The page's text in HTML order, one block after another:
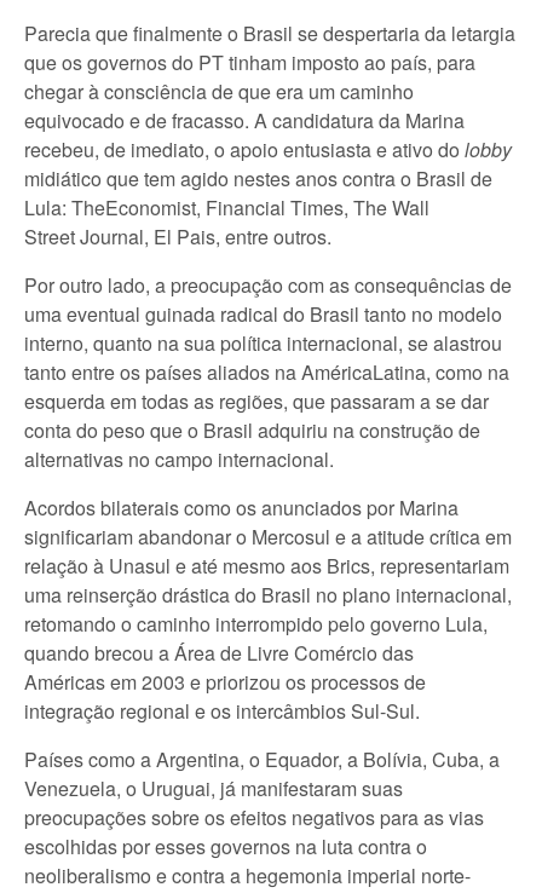
Parecia que finalmente o Brasil se despertaria da letargia
que os governos do PT tinham imposto ao país, para
chegar à consciência de que era um caminho
equivocado e de fracasso. A candidatura da Marina
recebeu, de imediato, o apoio entusiasta e ativo do lobby
midiático que tem agido nestes anos contra o Brasil de
Lula: TheEconomist, Financial Times, The Wall
Street Journal, El Pais, entre outros.
Por outro lado, a preocupação com as consequências de
uma eventual guinada radical do Brasil tanto no modelo
interno, quanto na sua política internacional, se alastrou
tanto entre os países aliados na AméricaLatina, como na
esquerda em todas as regiões, que passaram a se dar
conta do peso que o Brasil adquiriu na construção de
alternativas no campo internacional.
Acordos bilaterais como os anunciados por Marina
significariam abandonar o Mercosul e a atitude crítica em
relação à Unasul e até mesmo aos Brics, representariam
uma reinserção drástica do Brasil no plano internacional,
retomando o caminho interrompido pelo governo Lula,
quando brecou a Área de Livre Comércio das
Américas em 2003 e priorizou os processos de
integração regional e os intercâmbios Sul-Sul.
Países como a Argentina, o Equador, a Bolívia, Cuba, a
Venezuela, o Uruguai, já manifestaram suas
preocupações sobre os efeitos negativos para as vias
escolhidas por esses governos na luta contra o
neoliberalismo e contra a hegemonia imperial norte-